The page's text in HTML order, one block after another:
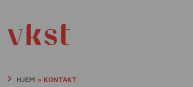
HJEM » KONTAKT